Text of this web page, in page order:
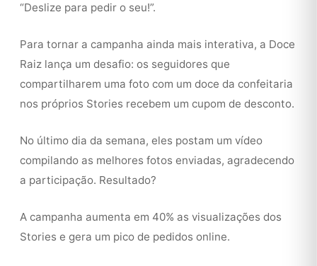
“Deslize para pedir o seu!”.
Para tornar a campanha ainda mais interativa, a Doce
Raiz lança um desafio: os seguidores que
compartilharem uma foto com um doce da confeitaria
nos próprios Stories recebem um cupom de desconto.
No último dia da semana, eles postam um vídeo
compilando as melhores fotos enviadas, agradecendo
a participação. Resultado?
A campanha aumenta em 40% as visualizações dos
Stories e gera um pico de pedidos online.